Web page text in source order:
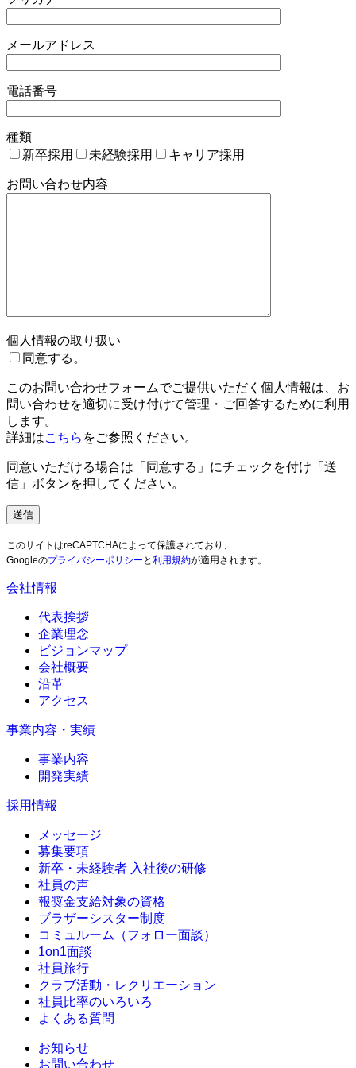
メールアドレス
電話番号
種類
新卒採用
未経験採用 キャリア採用
お問い合わせ内容
個人情報の取り扱い
同意する。
このお問い合わせフォームでご提供いただく個人情報は、お
問い合わせを適切に受け付けて管理・ご回答するために利用
します。
詳細はこちら をご参照ください。
同意いただける場合は「同意する」にチェックを付け「送
信」ボタンを押してください。
このサイトはreCAPTCHAによって保護されており、
Googleのプライバシーポリシー と利用規約が適用されます。
会社情報
代表挨拶
企業理念
ビジョンマップ
会社概要
沿革
アクセス
事業内容・実績
事業内容
開発実績
採用情報
メッセージ
募集要項
新卒・未経験者 入社後の研修
社員の声
報奨金支給対象の資格
ブラザーシスター制度
コミュルーム（フォロー面談）
1on1面談
社員旅行
クラブ活動・レクリエーション
社員比率のいろいろ
よくある質問
お知らせ
お問い合わせ